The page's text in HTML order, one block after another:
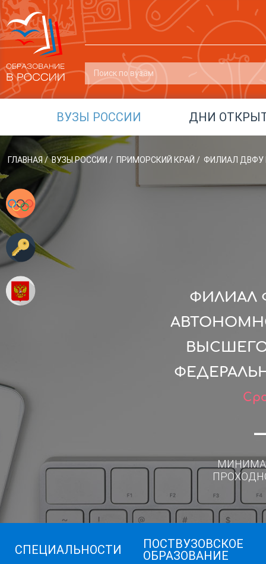
ВУЗЫ РОССИИ ДНИ
ГЛАВНАЯ / ВУЗЫ РОССИИ / ПРИМОРСКИЙ КРАЙ / ФИЛИАЛ ДВФУ
ФИЛИАЛ
СПЕЦИАЛЬНОСТИ
ПОСТВУЗОВСКОЕ
ОБРАЗОВАНИЕ